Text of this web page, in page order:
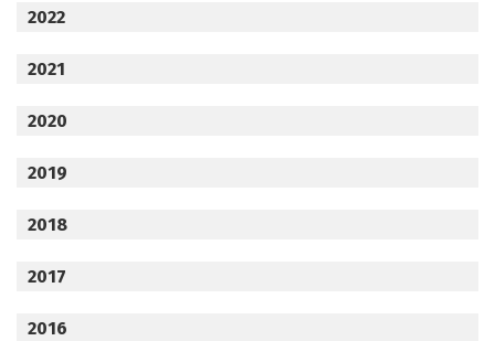
2022
2021
2020
2019
2018
2017
2016